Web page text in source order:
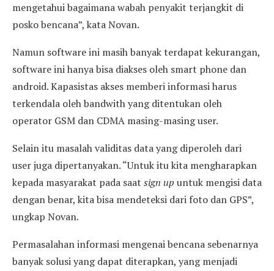
mengetahui bagaimana wabah penyakit terjangkit di
posko bencana”, kata Novan.
Namun software ini masih banyak terdapat kekurangan,
software ini hanya bisa diakses oleh smart phone dan
android. Kapasistas akses memberi informasi harus
terkendala oleh bandwith yang ditentukan oleh
operator GSM dan CDMA masing-masing user.
Selain itu masalah validitas data yang diperoleh dari
user juga dipertanyakan. “Untuk itu kita mengharapkan
kepada masyarakat pada saat sign up untuk mengisi data
dengan benar, kita bisa mendeteksi dari foto dan GPS”,
ungkap Novan.
Permasalahan informasi mengenai bencana sebenarnya
banyak solusi yang dapat diterapkan, yang menjadi